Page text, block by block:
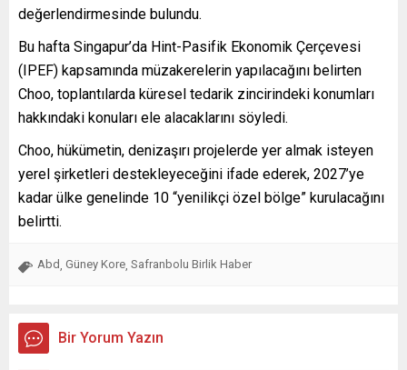
değerlendirmesinde bulundu.
Bu hafta Singapur’da Hint-Pasifik Ekonomik Çerçevesi
(IPEF) kapsamında müzakerelerin yapılacağını belirten
Choo, toplantılarda küresel tedarik zincirindeki konumları
hakkındaki konuları ele alacaklarını söyledi.
Choo, hükümetin, denizaşırı projelerde yer almak isteyen
yerel şirketleri destekleyeceğini ifade ederek, 2027’ye
kadar ülke genelinde 10 “yenilikçi özel bölge” kurulacağını
belirtti.
Abd Güney Kore Safranbolu Birlik Haber
Bir Yorum Yazın